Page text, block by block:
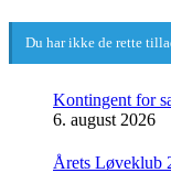
Du har ikke de rette
Kontingent for
6. august 2026
Årets Løveklub